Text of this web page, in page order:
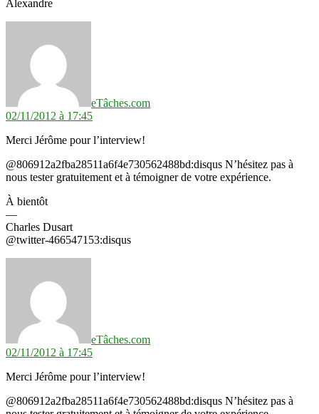
Alexandre
eTâches.com
02/11/2012 à 17:45
Merci Jérôme pour l’interview!
@806912a2fba28511a6f4e730562488bd:disqus N’hésitez pas à
nous tester gratuitement et à témoigner de votre expérience.
À bientôt
—
Charles Dusart
@twitter-466547153:disqus
eTâches.com
02/11/2012 à 17:45
Merci Jérôme pour l’interview!
@806912a2fba28511a6f4e730562488bd:disqus N’hésitez pas à